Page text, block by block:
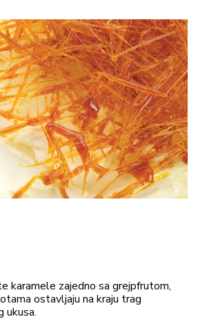
karamele zajedno sa grejpfrutom,
ostavljaju na kraju trag
ukusa.